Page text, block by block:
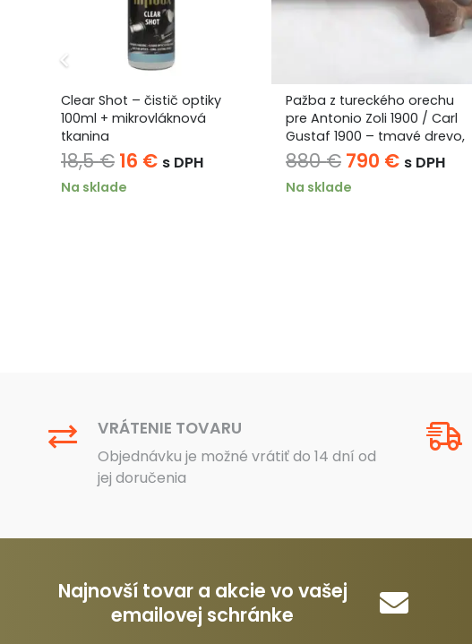
Clear Shot – čistič optiky
100ml + mikrovláknová
tkanina
18,5€ Pôvodná
cena
16 €Aktuálna
s DPH
Na sklade
Pažba z tureckého orechu
pre Antonio Zoli 1900 / Carl
Gustaf 1900 – tmavé drevo,
2× Speed Lock
880€ Pôvodná
cena
790 €Aktuálna
s DPH
Na sklade
VRÁTENIE TOVARU
Objednávku je možné vrátiť do 14 dní od
jej doručenia
Najnovší tovar a akcie vo vašej
emailovej schránke